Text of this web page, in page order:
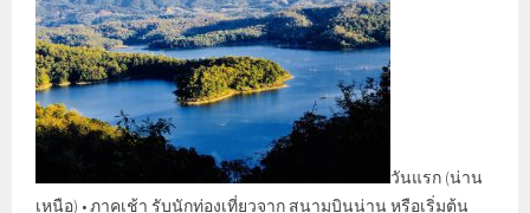
วันแรก (น่าน
เหนือ) • ภาคเช้า รับนักท่องเที่ยวจาก สนามบินน่าน หรือเริ่มต้น